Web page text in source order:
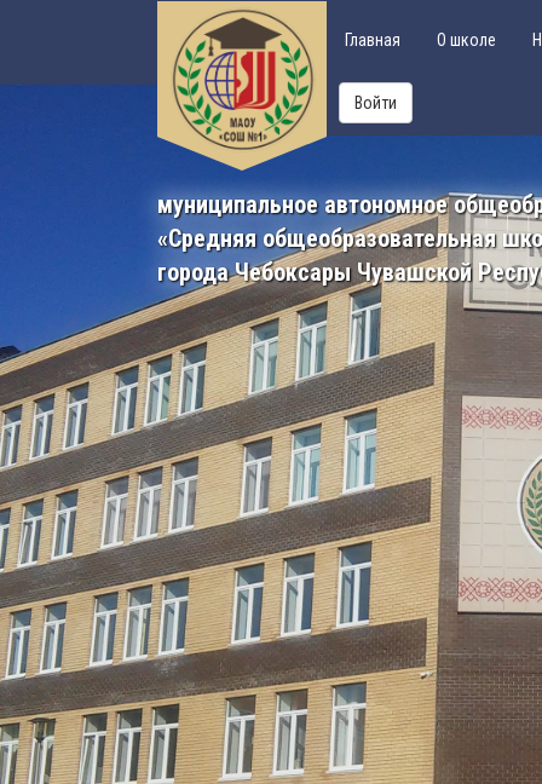
Главная О школе
Войти
муниципальное автономное
«Средняя общеобразовательная
города Чебоксары Чувашской